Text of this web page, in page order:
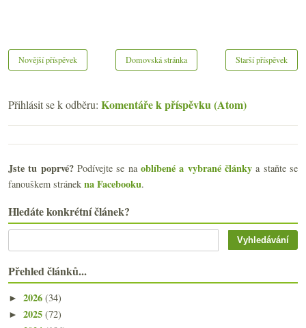
Novější příspěvek Starší příspěvek
Domovská stránka
Přihlásit se k odběru: Komentáře k příspěvku (Atom)
Jste tu poprvé?Podívejte se naoblíbené a vybrané články a staňte se
fanouškem stránek na Facebooku.
Hledáte konkrétní článek?
Přehled článků...
► 2026 (34)
► 2025 (72)